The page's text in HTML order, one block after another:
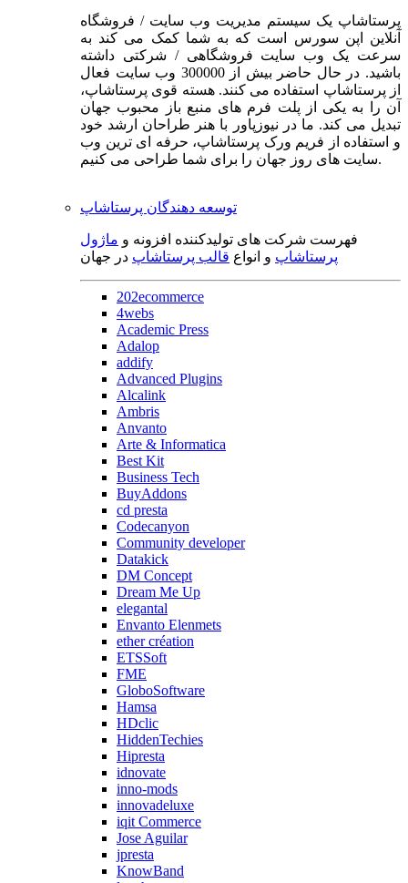
پرستاشاپ یک سیستم مدیریت وب سایت / فروشگاه
آنلاین اپن سورس است که به شما کمک می کند به
سرعت یک وب سایت فروشگاهی / شرکتی داشته
باشید. در حال حاضر بیش از 300000 وب سایت فعال
از پرستاشاپ استفاده می کنند. هسته قوی پرستاشاپ،
آن را به یکی از پلت فرم های منبع باز محبوب جهان
تبدیل می کند. ما در نیوزپاور با هنر طراحان ارشد خود
و استفاده از فریم ورک پرستاشاپ، حرفه ای ترین وب
سایت های روز جهان را برای شما طراحی می کنیم.
توسعه دهندگان پرستاشاپ
فهرست شرکت های تولیدکننده افزونه و ماژول
پرستاشاپ و انواع قالب پرستاشاپ در جهان
202ecommerce
4webs
Academic Press
Adalop
addify
Advanced Plugins
Alcalink
Ambris
Anvanto
Arte & Informatica
Best Kit
Business Tech
BuyAddons
cd presta
Codecanyon
Community developer
Datakick
DM Concept
Dream Me Up
elegantal
Envanto Elenmets
ether création
ETSSoft
FME
GloboSoftware
Hamsa
HDclic
HiddenTechies
Hipresta
idnovate
inno-mods
innovadeluxe
iqit Commerce
Jose Aguilar
jpresta
KnowBand